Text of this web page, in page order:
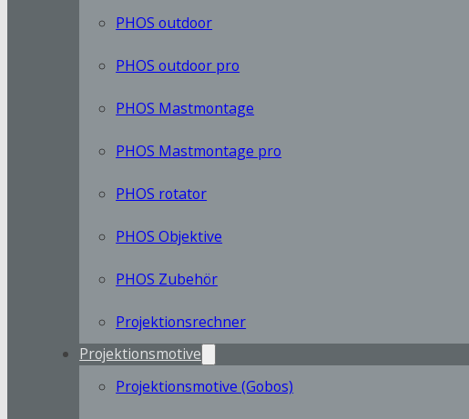
PHOS outdoor
PHOS outdoor pro
PHOS Mastmontage
PHOS Mastmontage pro
PHOS rotator
PHOS Objektive
PHOS Zubehör
Projektionsrechner
Projektionsmotive
Projektionsmotive (Gobos)